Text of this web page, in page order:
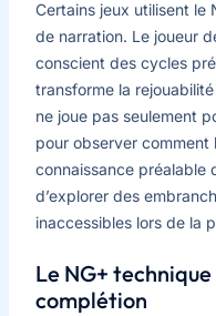
Certains jeux utilisent le
de narration. Le joueur
conscient des cycles
transforme la
ne joue pas seulement
pour observer
connaissance préalable
d’explorer des
inaccessibles lors de la
Le NG+
complétion